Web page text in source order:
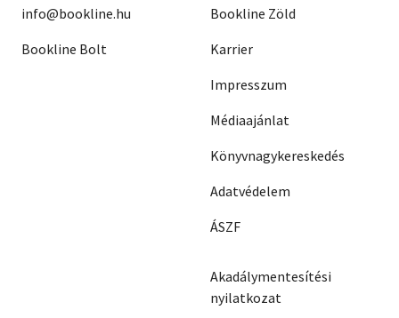
info@bookline.hu
Bookline Bolt
Bookline Zöld
Karrier
Impresszum
Médiaajánlat
Könyvnagykereskedés
Adatvédelem
ÁSZF
Akadálymentesítési
nyilatkozat